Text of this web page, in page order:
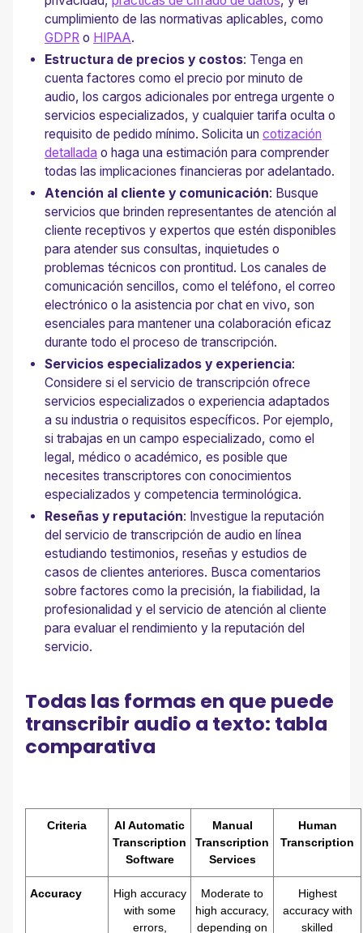
cumplimiento de las normativas aplicables, como
GDPR o HIPAA.
Estructura de precios y costos: Tenga en
cuenta factores como el precio por minuto de
audio, los cargos adicionales por entrega urgente o
servicios especializados, y cualquier tarifa oculta o
requisito de pedido mínimo. Solicita uncotización
detallada o haga una estimación para comprender
todas las implicaciones financieras por adelantado.
Atención al cliente y comunicación: Busque
servicios que brinden representantes de atención al
cliente receptivos y expertos que estén disponibles
para atender sus consultas, inquietudes o
problemas técnicos con prontitud. Los canales de
comunicación sencillos, como el teléfono, el correo
electrónico o la asistencia por chat en vivo, son
esenciales para mantener una colaboración eficaz
durante todo el proceso de transcripción.
Servicios especializados y experiencia:
Considere si el servicio de transcripción ofrece
servicios especializados o experiencia adaptados
a su industria o requisitos específicos. Por ejemplo,
si trabajas en un campo especializado, como el
legal, médico o académico, es posible que
necesites transcriptores con conocimientos
especializados y competencia terminológica.
Reseñas y reputación: Investigue la reputación
del servicio de transcripción de audio en línea
estudiando testimonios, reseñas y estudios de
casos de clientes anteriores. Busca comentarios
sobre factores como la precisión, la fiabilidad, la
profesionalidad y el servicio de atención al cliente
para evaluar el rendimiento y la reputación del
servicio.
Todas las formas en que puede
transcribir audio a texto: tabla
comparativa
Criteria
AI Automatic
Transcription
Software
Manual
Transcription
Services
Human
Transcription
Accuracy
High accuracy
with some
errors,
Moderate to
high accuracy,
depending on
Highest
accuracy with
skilled